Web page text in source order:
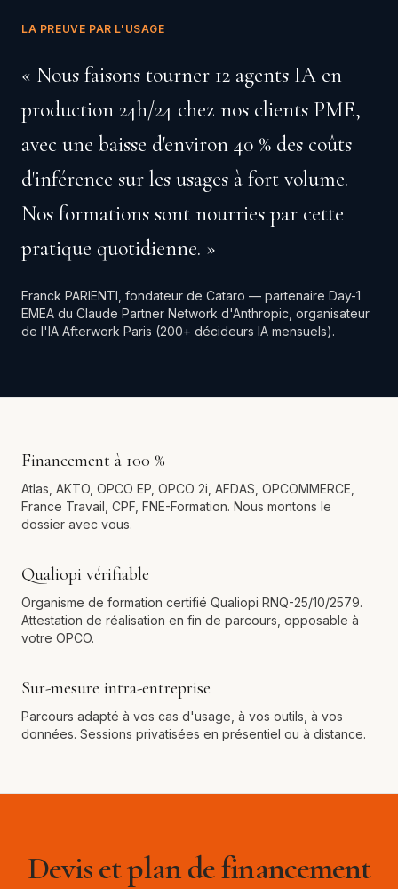
LA PREUVE PAR L'USAGE
« Nous faisons tourner 12 agents IA en
production 24h/24 chez nos clients PME,
avec une baisse d'environ 40 % des coûts
d'inférence sur les usages à fort volume.
Nos formations sont nourries par cette
pratique quotidienne. »
Franck PARIENTI, fondateur de Cataro — partenaire Day-1
EMEA du Claude Partner Network d'Anthropic, organisateur
de l'IA Afterwork Paris (200+ décideurs IA mensuels).
Financement à 100 %
Atlas, AKTO, OPCO EP, OPCO 2i, AFDAS, OPCOMMERCE,
France Travail, CPF, FNE-Formation. Nous montons le
dossier avec vous.
Qualiopi vérifiable
Organisme de formation certifié Qualiopi RNQ-25/10/2579.
Attestation de réalisation en fin de parcours, opposable à
votre OPCO.
Sur-mesure intra-entreprise
Parcours adapté à vos cas d'usage, à vos outils, à vos
données. Sessions privatisées en présentiel ou à distance.
Devis et plan de financement